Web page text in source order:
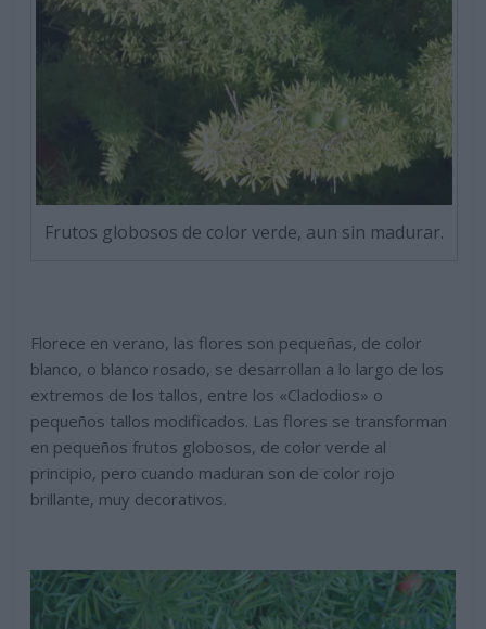
Frutos globosos de color verde, aun sin madurar.
Florece en verano, las flores son pequeñas, de color
blanco, o blanco rosado, se desarrollan a lo largo de los
extremos de los tallos, entre los «Cladodios» o
pequeños tallos modificados. Las flores se transforman
en pequeños frutos globosos, de color verde al
principio, pero cuando maduran son de color rojo
brillante, muy decorativos.